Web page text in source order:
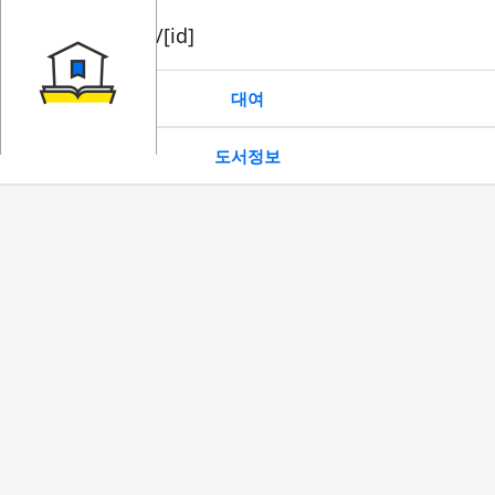
book/rent/[id]
대여
도서정보